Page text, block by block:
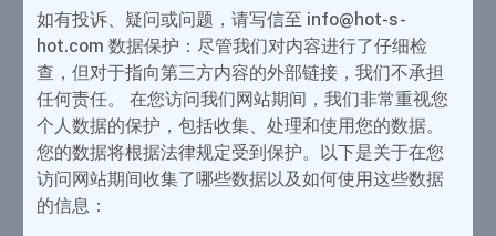
如有投诉、疑问或问题，请写信至 info@hot-s-
hot.com 数据保护：尽管我们对内容进行了仔细检
查，但对于指向第三方内容的外部链接，我们不承担
任何责任。 在您访问我们网站期间，我们非常重视您
个人数据的保护，包括收集、处理和使用您的数据。
您的数据将根据法律规定受到保护。以下是关于在您
访问网站期间收集了哪些数据以及如何使用这些数据
的信息：